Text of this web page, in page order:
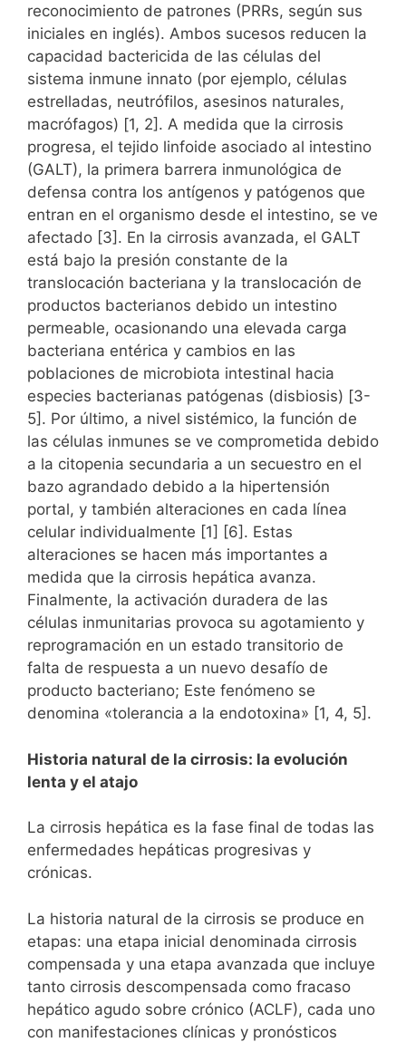
reconocimiento de patrones (PRRs, según sus
iniciales en inglés). Ambos sucesos reducen la
capacidad bactericida de las células del
sistema inmune innato (por ejemplo, células
estrelladas, neutrófilos, asesinos naturales,
macrófagos) [1, 2]. A medida que la cirrosis
progresa, el tejido linfoide asociado al intestino
(GALT), la primera barrera inmunológica de
defensa contra los antígenos y patógenos que
entran en el organismo desde el intestino, se ve
afectado [3]. En la cirrosis avanzada, el GALT
está bajo la presión constante de la
translocación bacteriana y la translocación de
productos bacterianos debido un intestino
permeable, ocasionando una elevada carga
bacteriana entérica y cambios en las
poblaciones de microbiota intestinal hacia
especies bacterianas patógenas (disbiosis) [3-
5]. Por último, a nivel sistémico, la función de
las células inmunes se ve comprometida debido
a la citopenia secundaria a un secuestro en el
bazo agrandado debido a la hipertensión
portal, y también alteraciones en cada línea
celular individualmente [1] [6]. Estas
alteraciones se hacen más importantes a
medida que la cirrosis hepática avanza.
Finalmente, la activación duradera de las
células inmunitarias provoca su agotamiento y
reprogramación en un estado transitorio de
falta de respuesta a un nuevo desafío de
producto bacteriano; Este fenómeno se
denomina «tolerancia a la endotoxina» [1, 4, 5].
Historia natural de la cirrosis: la evolución
lenta y el atajo
La cirrosis hepática es la fase final de todas las
enfermedades hepáticas progresivas y
crónicas.
La historia natural de la cirrosis se produce en
etapas: una etapa inicial denominada cirrosis
compensada y una etapa avanzada que incluye
tanto cirrosis descompensada como fracaso
hepático agudo sobre crónico (ACLF), cada uno
con manifestaciones clínicas y pronósticos